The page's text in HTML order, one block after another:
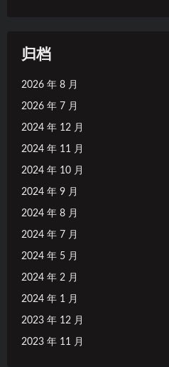
归档
2026 年 8 月
2026 年 7 月
2024 年 12 月
2024 年 11 月
2024 年 10 月
2024 年 9 月
2024 年 8 月
2024 年 7 月
2024 年 5 月
2024 年 2 月
2024 年 1 月
2023 年 12 月
2023 年 11 月